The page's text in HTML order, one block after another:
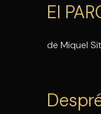
El
de Miquel